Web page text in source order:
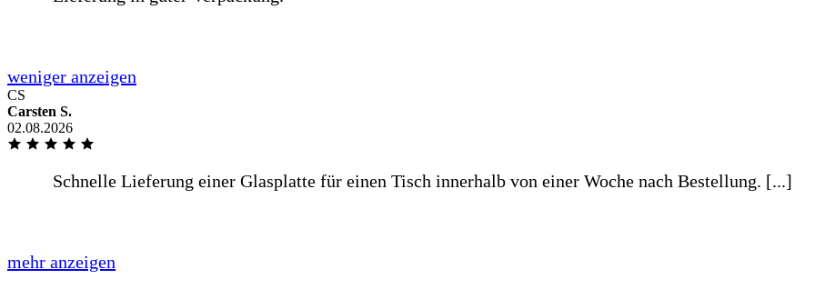
CS
Carsten S.
02.08.2026
Alles sehr gut abgelaufen, Bis auf die Verpackung der Gläser. Es war keinerlei Folie auf den Glasplatten, [...]
mehr anzeigen